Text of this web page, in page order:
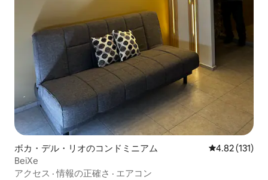
ボカ・デル・リオのコンドミニアム レビュー131
4.82 (131)
BeiXe
アクセス ·情報の正確さ · エアコン